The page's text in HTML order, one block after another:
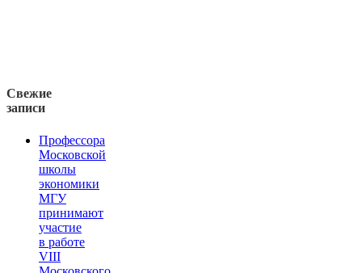
Свежие
записи
Профессора
Московской
школы
экономики
МГУ
принимают
участие
в работе
VIII